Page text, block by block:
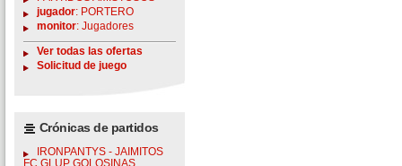
jugador: PORTERO
monitor: Jugadores
Ver todas las ofertas
Solicitud de juego
Crónicas de partidos
IRONPANTYS - JAIMITOS